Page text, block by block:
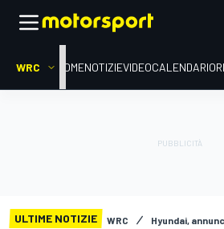
WRC HOMENOTIZIEVIDEOCALENDARIO
ULTIME NOTIZIE WRC Hyundai,